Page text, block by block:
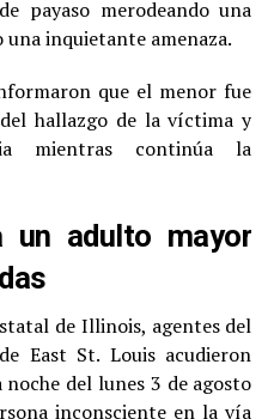
payaso merodeando una
inquietante amenaza.
que el menor fue
hallazgo de la víctima y
mientras continúa la
un adulto mayor
de Illinois, agentes del
East St. Louis acudieron
del lunes 3 de agosto
inconsciente en la vía